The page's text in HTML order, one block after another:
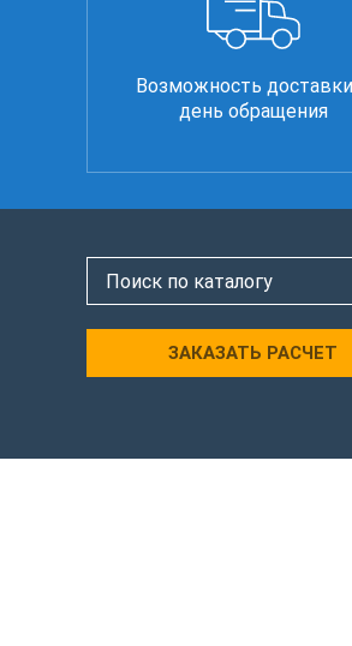
Возможность
день обращения
ЗАКАЗАТЬ РАСЧЕТ